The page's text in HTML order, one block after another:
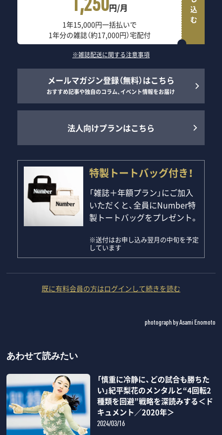
1,250円/月
1年15,000円一括払いで
1年分の雑誌（約17,000円）宅配付
※雑誌配送に関する注意事項
メールマガジン登録（無料）はこちら
おすすめ記事や独自のコラム、イベント情報をお届け
法人向けプランはこちら
特製トートバッグ付き！
「雑誌＋年額プラン」にご加入
いただくと、全員にNumber特
製トートバッグをプレゼント。
※送付はお申し込み翌月の中旬を予定
しています
既に有料会員の方はログインして続きを読む
photograph by Asami Enomoto
あわせて読みたい
「慎重に冷静に、どの試合も勝ちた
い」紀平梨花のメンタルと“4回転2
種類を回避”戦略を深読みする＜ド
キュメント／2020年＞
2024/03/16